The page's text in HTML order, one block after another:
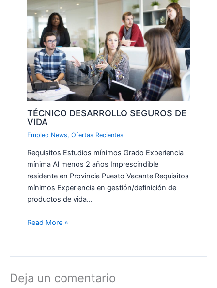
TÉCNICO DESARROLLO SEGUROS DE
VIDA
Empleo News,Ofertas Recientes
Requisitos Estudios mínimos Grado Experiencia
mínima Al menos 2 años Imprescindible
residente en Provincia Puesto Vacante Requisitos
mínimos Experiencia en gestión/definición de
productos de vida…
Read More »
Deja un comentario